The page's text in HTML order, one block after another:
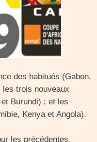
des habitués (Gabon,
les trois nouveaux
Burundi) ; et les
Kenya et Angola).
les précédentes